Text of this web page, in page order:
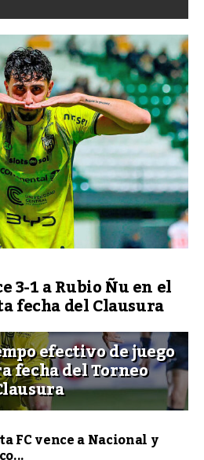
3-1 a Rubio Ñu en el
fecha del Clausura
efectivo de juego
fecha del Torneo
FC vence a Nacional y